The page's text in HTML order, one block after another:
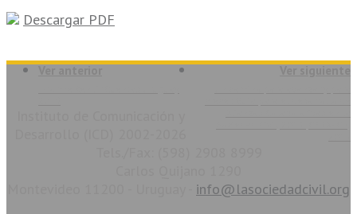
Descargar PDF
info@lasociedadcivil.org